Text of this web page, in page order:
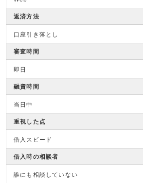
返済方法
口座引き落とし
審査時間
即日
融資時間
当日中
重視した点
借入スピード
借入時の相談者
誰にも相談していない